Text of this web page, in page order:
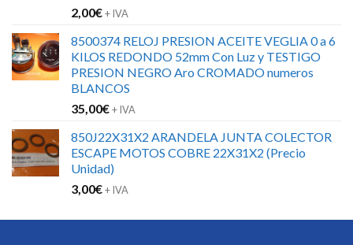
2,00€+ IVA
8500374 RELOJ PRESION ACEITE VEGLIA 0 a 6
KILOS REDONDO 52mm Con Luz y TESTIGO
PRESION NEGRO Aro CROMADO numeros
BLANCOS
35,00€+ IVA
850J22X31X2 ARANDELA JUNTA COLECTOR
ESCAPE MOTOS COBRE 22X31X2 (Precio
Unidad)
3,00€+ IVA